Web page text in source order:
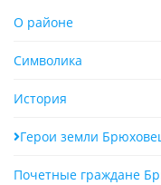
О районе
Символика
История
Герои земли
Почетные граждане